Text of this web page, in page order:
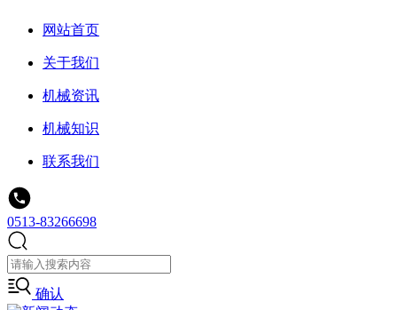
网站首页
关于我们
机械资讯
机械知识
联系我们
0513-83266698
确认